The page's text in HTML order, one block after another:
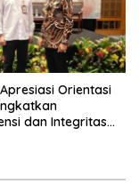
Orientasi
dan Integritas